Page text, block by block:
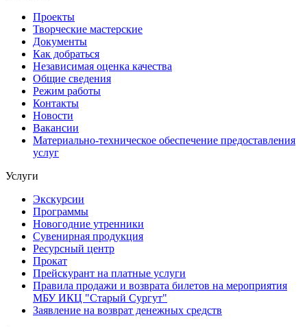
Проекты
Творческие мастерские
Документы
Как добраться
Независимая оценка качества
Общие сведения
Режим работы
Контакты
Новости
Вакансии
Материально-техническое обеспечение предоставления
услуг
Услуги
Экскурсии
Программы
Новогодние утренники
Сувенирная продукция
Ресурсный центр
Прокат
Прейскурант на платные услуги
Правила продажи и возврата билетов на мероприятия
МБУ ИКЦ "Старый Сургут"
Заявление на возврат денежных средств